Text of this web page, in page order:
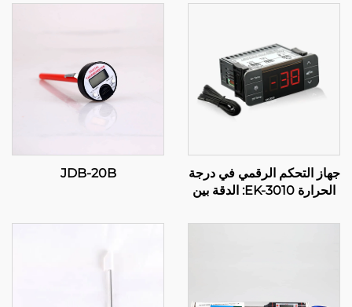
جهاز التحكم الرقمي في درجة
الحرارة EK-3010: الدقة بين
JDB-20B